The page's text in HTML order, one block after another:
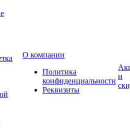
О компании
Политика
конфиденциальности
Реквизиты
и